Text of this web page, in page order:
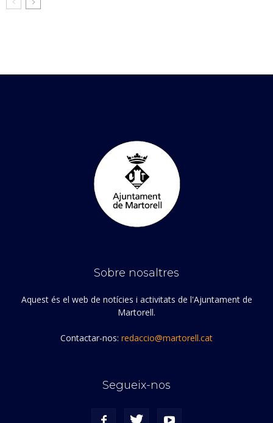
Sobre nosaltres
Aquest és el web de notícies i activitats de l'Ajuntament de
Martorell.
Contactar-nos: redaccio@martorell.cat
Segueix-nos